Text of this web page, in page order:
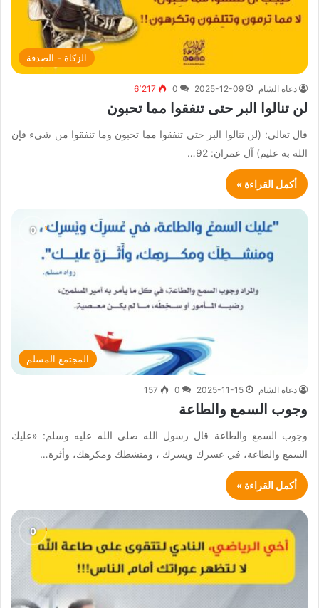
الزكاة - الصدقة
دعاة الشام 2025-12-09
0 6٬217
لن تنالوا البر حتى تنفقوا مما تحبون
قال تعالى: (لن تنالوا البر حتى تنفقوا مما تحبون وما تنفقوا من شيء فإن
الله به عليم) آل عمران: 92…
أكمل القراءة »
المجتمع المسلم
دعاة الشام 2025-11-15
0
157
وجوب السمع والطاعة
وجوب السمع والطاعة قال رسول الله صلى الله عليه وسلم: «عليك
السمع والطاعة، في عسرك ويسرك ، ومنشطك ومكرهك، وأثرة…
أكمل القراءة »